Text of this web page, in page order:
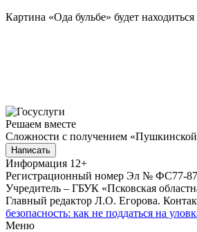
Картина «Ода бульбе» будет
Решаем вместе
Сложности с получением «Пушкинской
Написать
Информация 12+
Регистрационный номер Эл № ФС77-
Учредитель – ГБУК «Псковская
Главный редактор Л.О. Егорова.
безопасность: как не поддаться на
Меню